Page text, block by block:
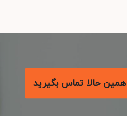
همین حالا تماس بگیرید